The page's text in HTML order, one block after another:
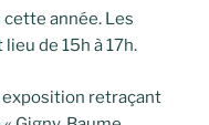
année. Les
de 15h à 17h.
exposition retraçant